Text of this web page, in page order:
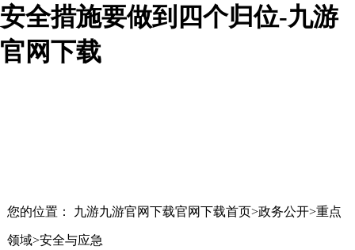
安全措施要做到四个归位-九游
官网下载
您的位置： 九游九游官网下载官网下载首页>政务公开>重点
领域>安全与应急